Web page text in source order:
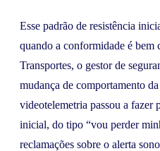
Esse padrão de resistência
quando a conformidade é bem
Transportes, o gestor de
mudança de comportamento
videotelemetria passou a fazer
inicial, do tipo “vou perder
reclamações sobre o alerta